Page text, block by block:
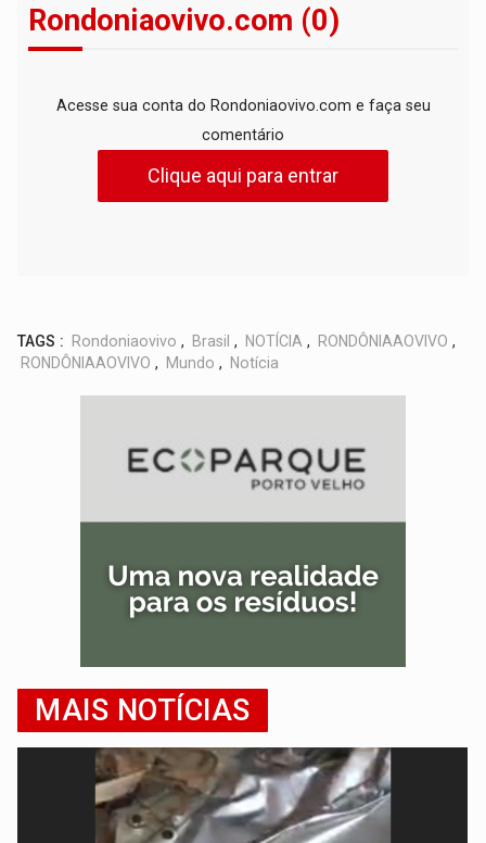
Rondoniaovivo.com (0)
Acesse sua conta do Rondoniaovivo.com e faça seu
comentário
Clique aqui para entrar
TAGS : Rondoniaovivo , Brasil , NOTÍCIA , RONDÔNIAAOVIVO ,
RONDÔNIAAOVIVO , Mundo , Notícia
MAIS NOTÍCIAS